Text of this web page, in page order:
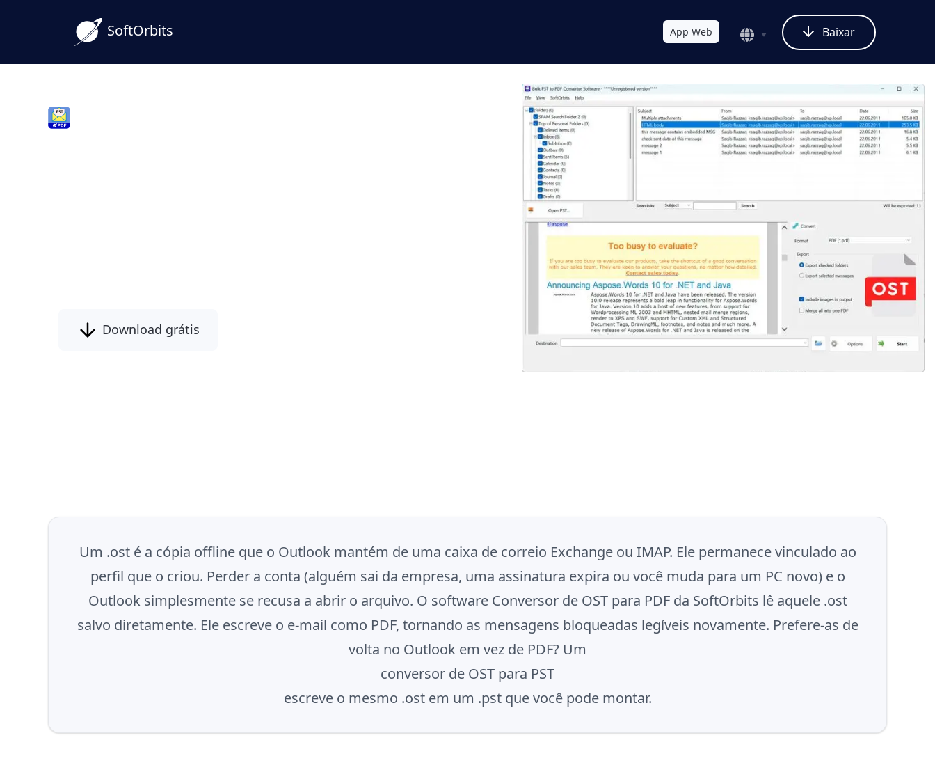
SoftOrbits Baixar
App Web
Download grátis
Um .ost é a cópia offline que o Outlook mantém de uma caixa de correio Exchange ou IMAP. Ele permanece vinculado ao
perfil que o criou. Perder a conta (alguém sai da empresa, uma assinatura expira ou você muda para um PC novo) e o
Outlook simplesmente se recusa a abrir o arquivo. O software Conversor de OST para PDF da SoftOrbits lê aquele .ost
salvo diretamente. Ele escreve o e-mail como PDF, tornando as mensagens bloqueadas legíveis novamente. Prefere-as de
volta no Outlook em vez de PDF? Um
conversor de OST para PST
escreve o mesmo .ost em um .pst que você pode montar.